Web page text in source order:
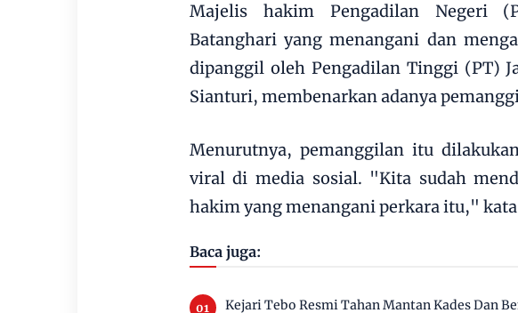
Majelis hakim Pengadilan Negeri
Batanghari yang menangani dan
dipanggil oleh Pengadilan Tinggi (PT)
Sianturi, membenarkan adanya
Menurutnya, pemanggilan itu
viral di media sosial. "Kita sudah
hakim yang menangani perkara itu,"
Baca juga:
Kejari Tebo Resmi Tahan Mantan Kades Dan